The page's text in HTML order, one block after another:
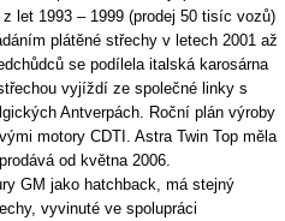
let 1993 – 1999 (prodej 50 tisíc vozů)
plátěné střechy v letech 2001 až
se podílela italská karosárna
vyjíždí ze společné linky s
Antverpách. Roční plán výroby
motory CDTI. Astra Twin Top měla
od května 2006.
GM jako hatchback, má stejný
vyvinuté ve spolupráci